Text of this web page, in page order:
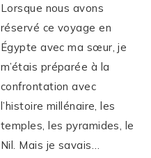
Lorsque nous avons
réservé ce voyage en
Égypte avec ma sœur, je
m’étais préparée à la
confrontation avec
l’histoire millénaire, les
temples, les pyramides, le
Nil. Mais je savais…